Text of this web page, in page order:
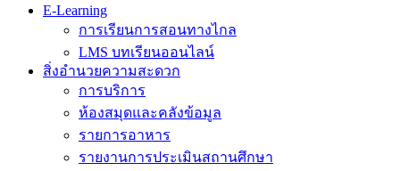
E-Learning
การเรียนการสอนทางไกล
LMS บทเรียนออนไลน์
สิ่งอำนวยความสะดวก
การบริการ
ห้องสมุดและคลังข้อมูล
รายการอาหาร
รายงานการประเมินสถานศึกษา